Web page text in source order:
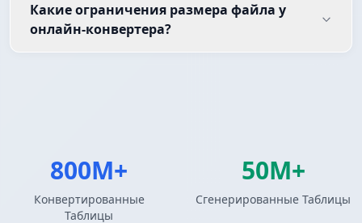
Какие ограничения размера файла у
онлайн-конвертера?
800M+
Конвертированные
Таблицы
50M+
Сгенерированные Таблицы